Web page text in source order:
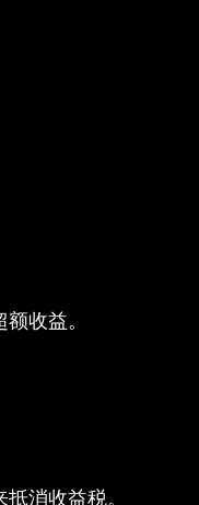
收益。
消收益税。